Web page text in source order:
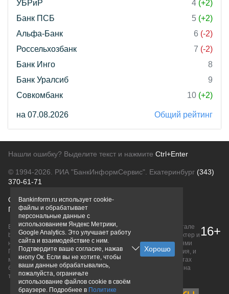
УБРиР
4 (+2)
Банк ПСБ
5 (+2)
Альфа-Банк
6 (-2)
Россельхозбанк
7 (-2)
Банк Инго
8
Банк Уралсиб
9
Совкомбанк
10 (+2)
на 07.08.2026 Общий рейтинг
Нашли ошибку? Выделите текст и нажмите Ctrl+Enter
© 1994-2026. РИА "БанкИнформСервис". Екатеринбург (343)
370-61-71
О проектеПолитика конфиденциальности
Правовая информацияДля рекламодателей
Вся информация о продуктах банков, размещенная на портале
bankinform.ru, носит исключительно ознакомительный характер и
не является публичной офертой, определяемой положениями
ГК РФ. Информация не содержит точного и полного описания, и
может быть изменена. Конечные условия уточняйте на сайтах
банков или при личном обращении. Исключительное право на
товарные знаки принадлежит их правообладателям.
16+
Bankinform.ru использует cookie-
файлы и обрабатывает
персональные данные с
использованием Яндекс Метрики,
Google Analytics. Это улучшает работу
сайта и взаимодействие с ним.
Подтвердите ваше согласие, нажав
кнопу Ок. Если вы не хотите, чтобы
ваши данные обрабатывались,
пожалуйста, ограничьте
использование файлов cookie в своём
браузере. Подробнее в Политике